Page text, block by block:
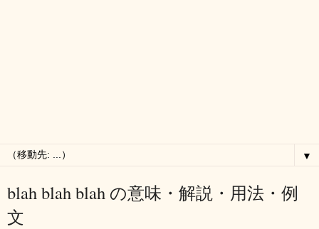
▼
blah blah blah の意味・解説・用法・例
文